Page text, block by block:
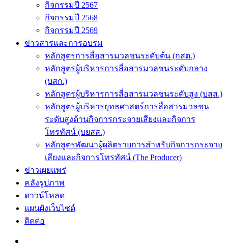
กิจกรรมปี 2567
กิจกรรมปี 2568
กิจกรรมปี 2569
ข่าวสารและการอบรม
หลักสูตรการสื่อสารมวลชนระดับต้น (กสต.)
หลักสูตรผู้บริหารการสื่อสารมวลชนระดับกลาง
(บสก.)
หลักสูตรผู้บริหารการสื่อสารมวลชนระดับสูง (บสส.)
หลักสูตรผู้บริหารยุทธศาสตร์การสื่อสารมวลชน
ระดับสูงด้านกิจการกระจายเสียงและกิจการ
โทรทัศน์ (บยสส.)
หลักสูตรพัฒนาผู้ผลิตรายการสำหรับกิจการกระจาย
เสียงและกิจการโทรทัศน์ (The Producer)
ข่าวเผยแพร่
คลังรูปภาพ
ดาวน์โหลด
แผนผังเว็บไซต์
ติดต่อ